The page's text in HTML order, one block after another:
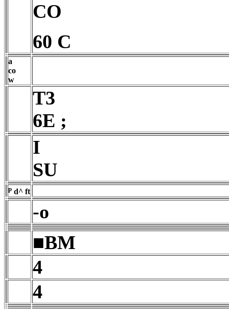
CO 
60 C
a
co
w
T3
6E ;
I
SU
p d^ ft
-o
■BM
4
4